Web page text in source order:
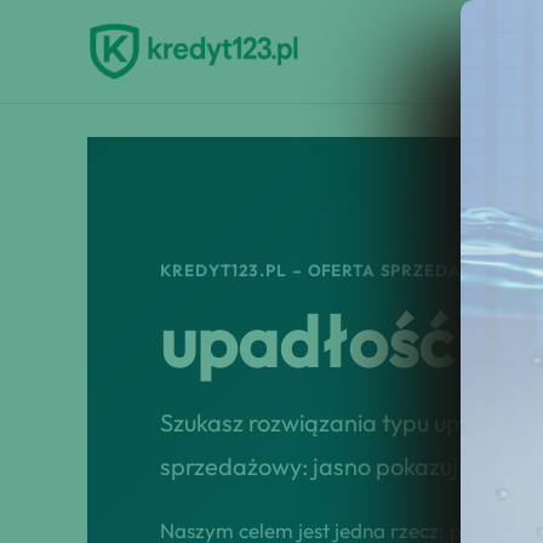
KREDYT123.PL – OFERTA SPRZEDAŻOWA
upadłość
Szukasz rozwiązania typu
sprzedażowy: jasno pokazuje
Naszym celem jest jedna rzecz: